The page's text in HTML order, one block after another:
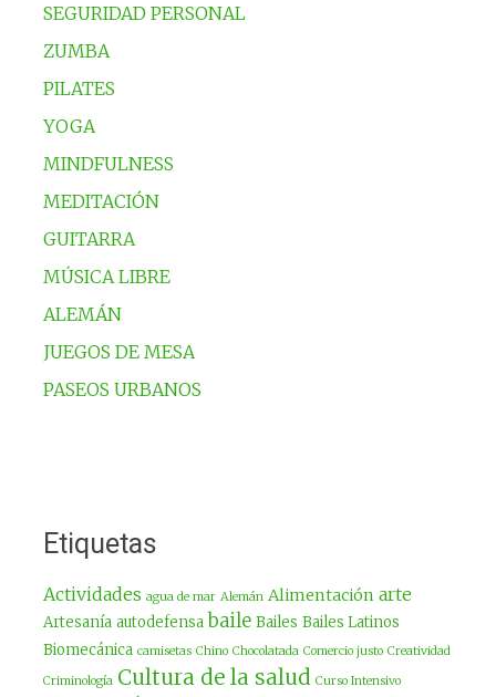
SEGURIDAD PERSONAL
ZUMBA
PILATES
YOGA
MINDFULNESS
MEDITACIÓN
GUITARRA
MÚSICA LIBRE
ALEMÁN
JUEGOS DE MESA
PASEOS URBANOS
Etiquetas
Actividades agua de mar Alemán Alimentación arte
Artesanía autodefensa baile Bailes Bailes Latinos
Biomecánica camisetas Chino Chocolatada Comercio justo Creatividad
Criminología Cultura de la salud Curso Intensivo